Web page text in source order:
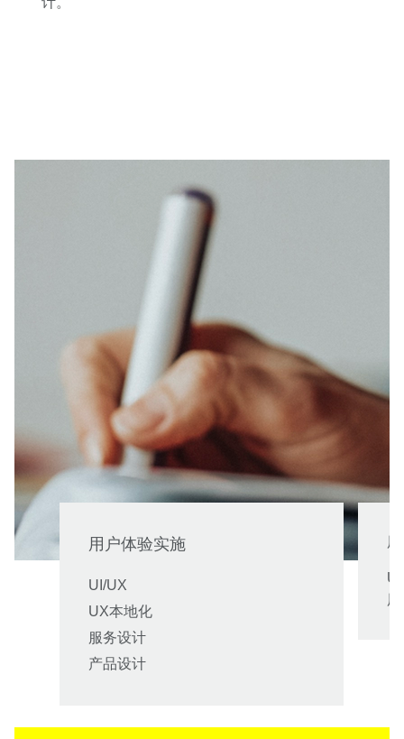
用户体验实施
UI/UX
UX本地化
服务设计
产品设计